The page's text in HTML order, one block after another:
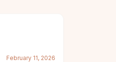
February 11, 2026